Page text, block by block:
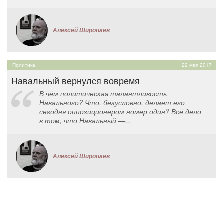
Алексей Широпаев
Политика 22 мая 2017
Навальный вернулся вовремя
В чём политическая талантливость
Навального? Что, безусловно, делает его
сегодня оппозиционером номер один? Всё дело
в том, что Навальный —...
Алексей Широпаев